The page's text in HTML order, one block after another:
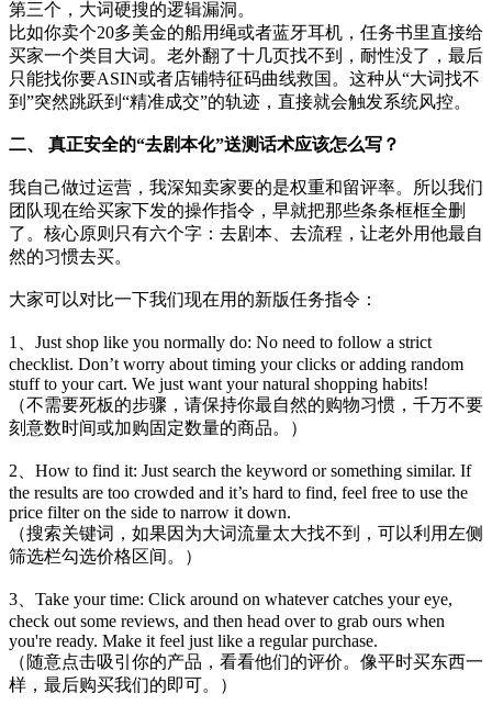
第三个，大词硬搜的逻辑漏洞。
比如你卖个20多美金的船用绳或者蓝牙耳机，任务书里直接给
买家一个类目大词。老外翻了十几页找不到，耐性没了，最后
只能找你要ASIN或者店铺特征码曲线救国。这种从“大词找不
到”突然跳跃到“精准成交”的轨迹，直接就会触发系统风控。
二、 真正安全的“去剧本化”送测话术应该怎么写？
我自己做过运营，我深知卖家要的是权重和留评率。所以我们
团队现在给买家下发的操作指令，早就把那些条条框框全删
了。核心原则只有六个字：去剧本、去流程，让老外用他最自
然的习惯去买。
大家可以对比一下我们现在用的新版任务指令：
1、Just shop like you normally do: No need to follow a strict
checklist. Don’t worry about timing your clicks or adding random
stuff to your cart. We just want your natural shopping habits!
（不需要死板的步骤，请保持你最自然的购物习惯，千万不要
刻意数时间或加购固定数量的商品。）
2、How to find it: Just search the keyword or something similar. If
the results are too crowded and it’s hard to find, feel free to use the
price filter on the side to narrow it down.
（搜索关键词，如果因为大词流量太大找不到，可以利用左侧
筛选栏勾选价格区间。）
3、Take your time: Click around on whatever catches your eye,
check out some reviews, and then head over to grab ours when
you're ready. Make it feel just like a regular purchase.
（随意点击吸引你的产品，看看他们的评价。像平时买东西一
样，最后购买我们的即可。）